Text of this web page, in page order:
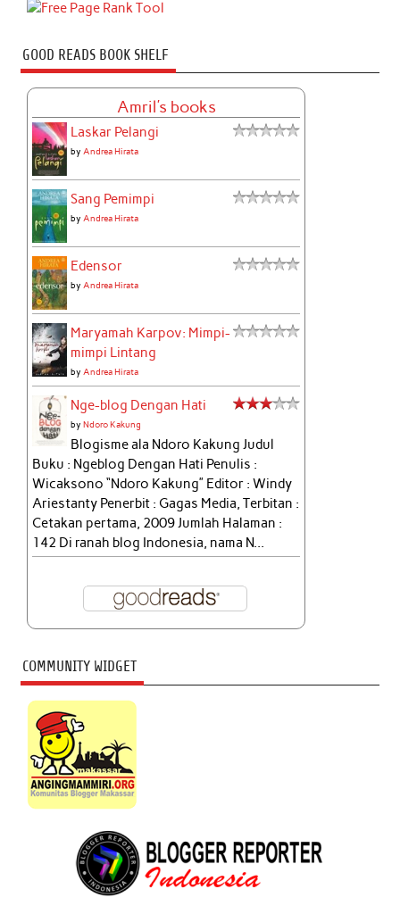
GOOD READS BOOK SHELF
Amril's books
Laskar Pelangi
byAndrea Hirata
Sang Pemimpi
byAndrea Hirata
Edensor
byAndrea Hirata
Maryamah Karpov: Mimpi-
mimpi Lintang
byAndrea Hirata
Nge-blog Dengan Hati
byNdoro Kakung
Blogisme ala Ndoro Kakung Judul
Buku : Ngeblog Dengan Hati Penulis :
Wicaksono “Ndoro Kakung” Editor : Windy
Ariestanty Penerbit : Gagas Media, Terbitan :
Cetakan pertama, 2009 Jumlah Halaman :
142 Di ranah blog Indonesia, nama N...
COMMUNITY WIDGET